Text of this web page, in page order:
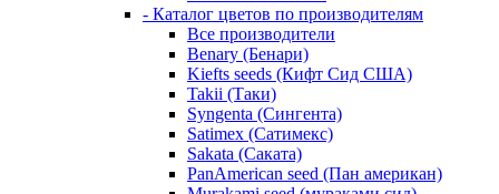
- Каталог цветов по производителям
Все производители
Benary (Бенари)
Kiefts seeds (Кифт Сид США)
Takii (Таки)
Syngenta (Сингента)
Satimex (Сатимекс)
Sakata (Саката)
PanAmerican seed (Пан американ)